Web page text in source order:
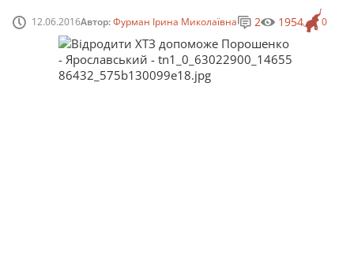
12.06.2016Автор:Фурман Ірина Миколаївна 0
2 1954